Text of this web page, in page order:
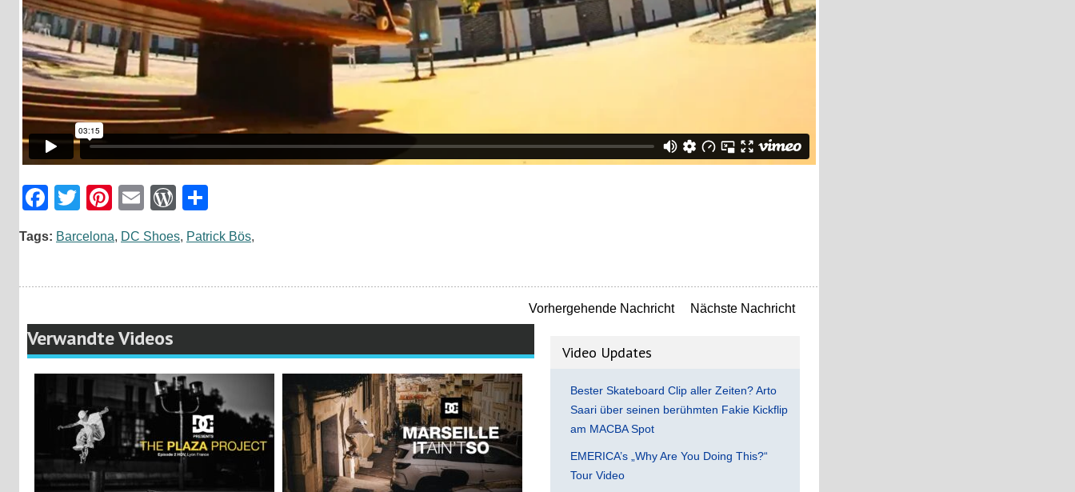
Facebook
TwitterPinterest
EmailWordPress
Tags: Barcelona, DC Shoes, Patrick Bös,
Vorhergehende Nachricht Nächste Nachricht
Verwandte Videos
Video Updates
Bester Skateboard Clip aller Zeiten? Arto
Saari über seinen berühmten Fakie Kickflip
am MACBA Spot
EMERICA’s „Why Are You Doing This?“
Tour Video